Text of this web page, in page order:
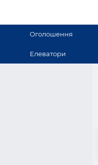
Оголошення
Елеватори